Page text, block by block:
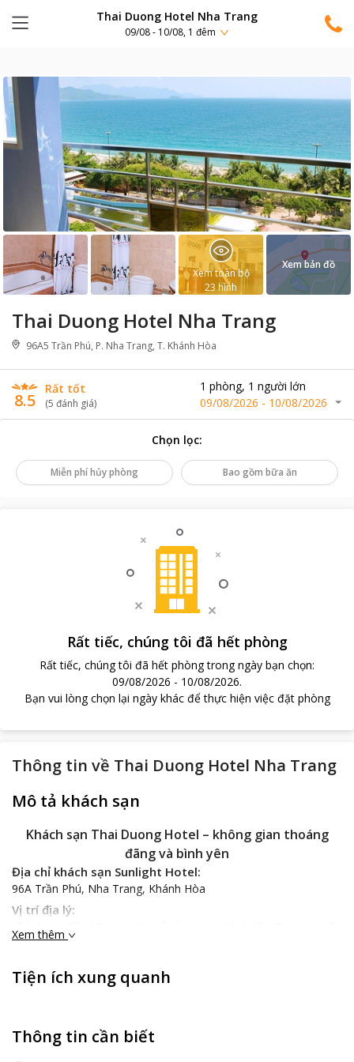
Thai Duong Hotel Nha Trang
09/08 - 10/08, 1 đêm
Thai Duong Hotel Nha Trang
96A5 Trần Phú, P. Nha Trang, T. Khánh Hòa
8.5
Rất tốt
(5 đánh giá)
1 phòng, 1 người lớn
09/08/2026 - 10/08/2026
Xem toàn bộ
23hình
Xem bản đồ
Chọn lọc:
Miễn phí hủy phòng Bao gồm bữa ăn
Rất tiếc, chúng tôi đã hết phòng
Rất tiếc, chúng tôi đã hết phòng trong ngày bạn chọn:
09/08/2026 - 10/08/2026.
Bạn vui lòng chọn lại ngày khác để thực hiện việc đặt phòng
Thông tin về Thai Duong Hotel Nha Trang
Mô tả khách sạn
Khách sạn Thai Duong Hotel – không gian thoáng
đãng và bình yên
Địa chỉ khách sạn Sunlight Hotel:
96A Trần Phú, Nha Trang, Khánh Hòa
Vị trí địa lý:
Khách sạn
trong 29 vịnh đẹp nhất thế giới được các tạp chí du lịch nổi tiếng
cho những kỳ nghỉ hoặc công tác dài ngày vì nơi đây không chỉ
biển Nha Trang khoảng 900m, cách đảo Hòn Tre khoảng 10km
và cách sân bay Cam Ranh khoảng 26km.
Xem thêm
Tiện ích xung quanh
Thông tin cần biết